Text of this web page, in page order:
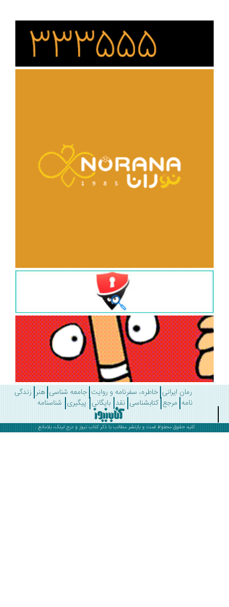
رمان ایرانی خاطره، سفرنامه و روایت جامعه شناسی هنر زندگی
مرجع کتابشناسی نقد بایگانی پیگیری شناسنامه
کلیه حقوق محفوظ است و بازنشر مطالب با ذکرکتاب نیوز و درج لینک، بلامانع .